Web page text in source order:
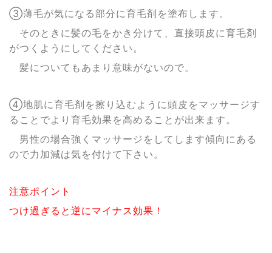
③薄毛が気になる部分に育毛剤を塗布します。
そのときに髪の毛をかき分けて、直接頭皮に育毛剤
がつくようにしてください。
髪についてもあまり意味がないので。
④地肌に育毛剤を擦り込むように頭皮をマッサージす
ることでより育毛効果を高めることが出来ます。
男性の場合強くマッサージをしてします傾向にある
ので力加減は気を付けて下さい。
注意ポイント
つけ過ぎると逆にマイナス効果！